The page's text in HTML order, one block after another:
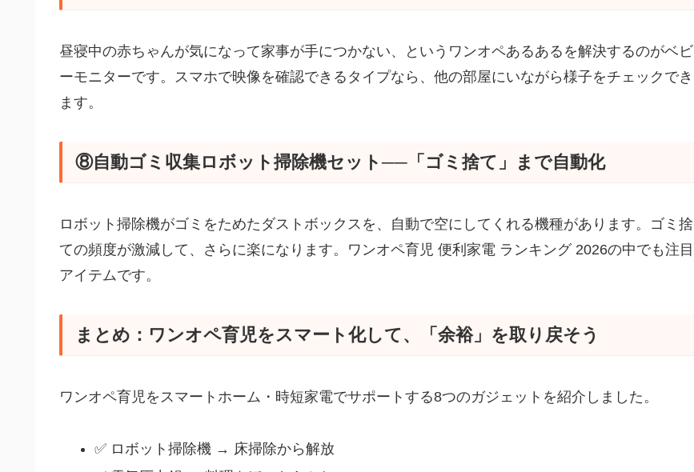
昼寝中の赤ちゃんが気になって家事が手につかない、というワンオペあるあるを解決するのがベビ
ーモニターです。スマホで映像を確認できるタイプなら、他の部屋にいながら様子をチェックでき
ます。
⑧自動ゴミ収集ロボット掃除機セット──「ゴミ捨て」まで自動化
ロボット掃除機がゴミをためたダストボックスを、自動で空にしてくれる機種があります。ゴミ捨
ての頻度が激減して、さらに楽になります。ワンオペ育児 便利家電 ランキング 2026の中でも注目
アイテムです。
まとめ：ワンオペ育児をスマート化して、「余裕」を取り戻そう
ワンオペ育児をスマートホーム・時短家電でサポートする8つのガジェットを紹介しました。
✅ ロボット掃除機 → 床掃除から解放